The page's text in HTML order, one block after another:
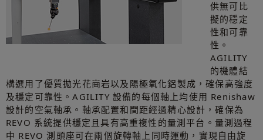
供無可比
擬的穩定
性和可靠
性。
AGILITY
的機體結
構選用了優質拋光花崗岩以及陽極氧化鋁製成，確保高強度
及穩定可靠性。AGILITY 設備的每個軸上均使用 Renishaw
設計的空氣軸承。軸承配置和間距經過精心設計，確保為
REVO 系統提供穩定且具有高重複性的量測平台。量測過程
中 REVO 測頭座可在兩個旋轉軸上同時運動，實現自由旋